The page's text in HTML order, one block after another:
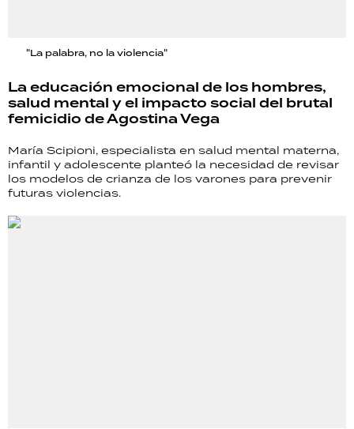
"La palabra, no la violencia"
La educación emocional de los hombres,
salud mental y el impacto social del brutal
femicidio de Agostina Vega
María Scipioni, especialista en salud mental materna,
infantil y adolescente planteó la necesidad de revisar
los modelos de crianza de los varones para prevenir
futuras violencias.